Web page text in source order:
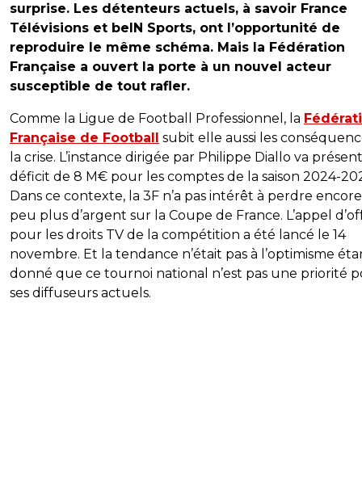
surprise. Les détenteurs actuels, à savoir France
Télévisions et beIN Sports, ont l’opportunité de
reproduire le même schéma. Mais la Fédération
Française a ouvert la porte à un nouvel acteur
susceptible de tout rafler.
Comme la Ligue de Football Professionnel, la
Française de Football
subit elle aussi les
la crise. L’instance dirigée par Philippe Diallo va
déficit de 8 M€ pour les comptes de la saison 2024-
Dans ce contexte, la 3F n’a pas intérêt à perdre
peu plus d’argent sur la Coupe de France. L’appel
pour les droits TV de la compétition a été lancé le 14
novembre. Et la tendance n’était pas à l’optimisme
donné que ce tournoi national n’est pas une priorité
ses diffuseurs actuels.